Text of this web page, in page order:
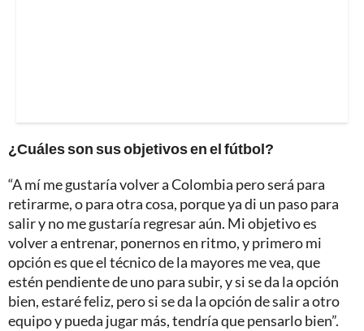
¿Cuáles son sus objetivos en el fútbol?
“A mí me gustaría volver a Colombia pero será para
retirarme, o para otra cosa, porque ya di un paso para
salir y no me gustaría regresar aún. Mi objetivo es
volver a entrenar, ponernos en ritmo, y primero mi
opción es que el técnico de la mayores me vea, que
estén pendiente de uno para subir, y si se da la opción
bien, estaré feliz, pero si se da la opción de salir a otro
equipo y pueda jugar más, tendría que pensarlo bien”.